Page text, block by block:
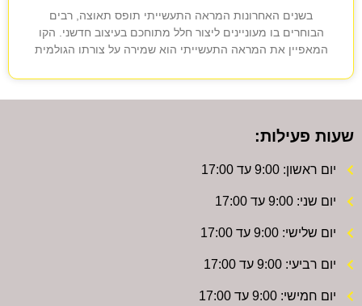
בשנים האחרונות המראה התעשייתי תופס תאוצה, רבים
הבוחרים בו מעוניינים ליצור חלל מתוחכם בעיצוב חדשני. הקו
המאפיין את המראה התעשייתי הוא שמירה על צורתו הגולמית
שעות פעילות:
יום ראשון: 9:00 עד 17:00
יום שני: 9:00 עד 17:00
יום שלישי: 9:00 עד 17:00
יום רביעי: 9:00 עד 17:00
יום חמישי: 9:00 עד 17:00